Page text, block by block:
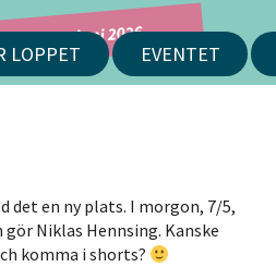
24 juni 2026
LOPPET EVENTET
det en ny plats. I morgon, 7/5,
Niklas Hennsing. Kanske
komma i shorts?